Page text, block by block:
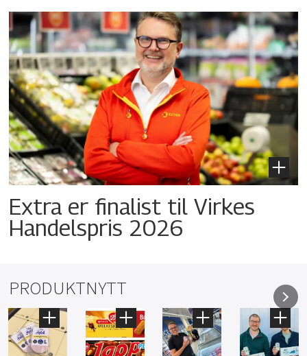
Extra er finalist til Virkes
Handelspris 2026
PRODUKTNYTT